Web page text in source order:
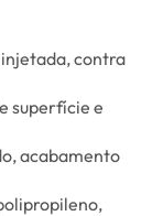
contra
superfície e
acabamento